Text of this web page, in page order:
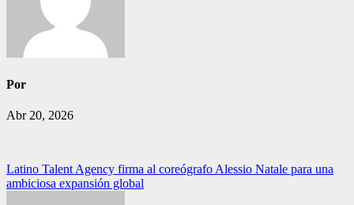
Por
Abr 20, 2026
Navegación
de
Latino Talent Agency firma al coreógrafo Alessio Natale para una
ambiciosa expansión global